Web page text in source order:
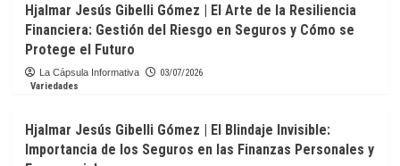
Hjalmar Jesús Gibelli Gómez | El Arte de la Resiliencia
Financiera: Gestión del Riesgo en Seguros y Cómo se
Protege el Futuro
La Cápsula Informativa
03/07/2026
Variedades
Hjalmar Jesús Gibelli Gómez | El Blindaje Invisible:
Importancia de los Seguros en las Finanzas Personales y